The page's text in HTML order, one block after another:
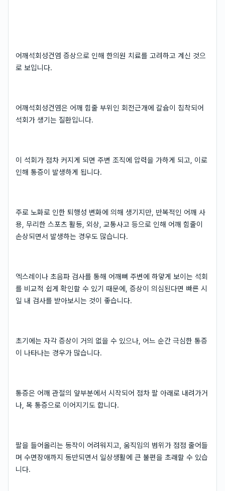
어깨석회성건염 증상으로 인해 한의원 치료를 고려하고 계신 것으
로 보입니다.
어깨석회성건염은 어깨 힘줄 부위인 회전근개에 칼슘이 침착되어
석회가 생기는 질환입니다.
이 석회가 점차 커지게 되면 주변 조직에 압력을 가하게 되고, 이로
인해 통증이 발생하게 됩니다.
주로 노화로 인한 퇴행성 변화에 의해 생기지만, 반복적인 어깨 사
용, 무리한 스포츠 활동, 외상, 교통사고 등으로 인해 어깨 힘줄이
손상되면서 발생하는 경우도 많습니다.
엑스레이나 초음파 검사를 통해 어깨뼈 주변에 하얗게 보이는 석회
를 비교적 쉽게 확인할 수 있기 때문에, 증상이 의심된다면 빠른 시
일 내 검사를 받아보시는 것이 좋습니다.
초기에는 자각 증상이 거의 없을 수 있으나, 어느 순간 극심한 통증
이 나타나는 경우가 많습니다.
통증은 어깨 관절의 앞부분에서 시작되어 점차 팔 아래로 내려가거
나, 목 통증으로 이어지기도 합니다.
팔을 들어올리는 동작이 어려워지고, 움직임의 범위가 점점 줄어들
며 수면장애까지 동반되면서 일상생활에 큰 불편을 초래할 수 있습
니다.